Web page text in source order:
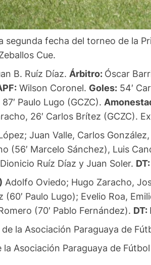
segunda fecha del torneo de la
Cue.
B. Ruíz Díaz. Árbitro: Óscar
Wilson Coronel. Goles: 54′
Paulo Lugo (GCZC).
26′ Carlos Brítez (GCZC).
Juan Valle, Carlos
(56′ Marcelo Sánchez), Luis
Ruíz Díaz y Juan Soler. DT:
Adolfo Oviedo; Hugo Zaracho,
(60′ Paulo Lugo); Evelio Roa,
(70′ Pablo Fernández). DT:
la Asociación Paraguaya de
Asociación Paraguaya de